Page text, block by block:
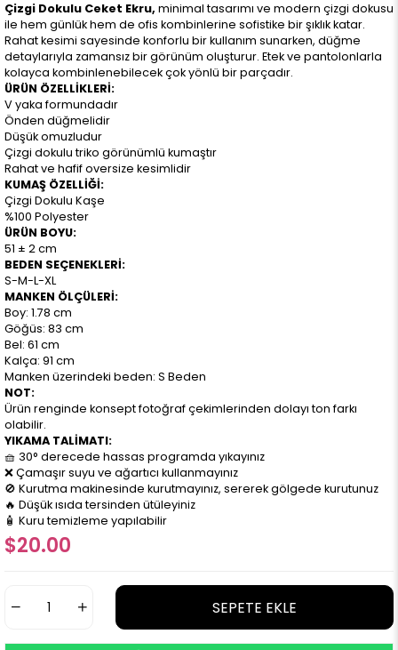
Çizgi Dokulu Ceket Ekru, minimal tasarımı ve modern çizgi dokusu
ile hem günlük hem de ofis kombinlerine sofistike bir şıklık katar.
Rahat kesimi sayesinde konforlu bir kullanım sunarken, düğme
detaylarıyla zamansız bir görünüm oluşturur. Etek ve pantolonlarla
kolayca kombinlenebilecek çok yönlü bir parçadır.
ÜRÜN ÖZELLİKLERİ:
V yaka formundadır
Önden düğmelidir
Düşük omuzludur
Çizgi dokulu triko görünümlü kumaştır
Rahat ve hafif oversize kesimlidir
KUMAŞ ÖZELLİĞİ:
Çizgi Dokulu Kaşe
%100 Polyester
ÜRÜN BOYU:
51 ± 2 cm
BEDEN SEÇENEKLERİ:
S-M-L-XL
MANKEN ÖLÇÜLERİ:
Boy: 1.78 cm
Göğüs: 83 cm
Bel: 61 cm
Kalça: 91 cm
Manken üzerindeki beden: S Beden
NOT:
Ürün renginde konsept fotoğraf çekimlerinden dolayı ton farkı
olabilir.
YIKAMA TALİMATI:
🧺 30° derecede hassas programda yıkayınız
❌ Çamaşır suyu ve ağartıcı kullanmayınız
🚫 Kurutma makinesinde kurutmayınız, sererek gölgede kurutunuz
🔥 Düşük ısıda tersinden ütüleyiniz
🧴 Kuru temizleme yapılabilir
$20.00